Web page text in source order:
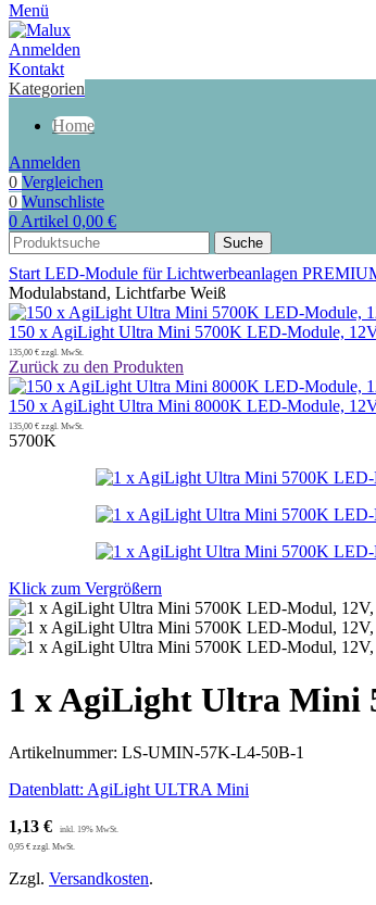
Menü
Anmelden
Kontakt
Kategorien
Home
Anmelden
0 Vergleichen
0 Wunschliste
0 Artikel 0,00 €
Suche
Start LED-Module für Lichtwerbeanlagen
Modulabstand, Lichtfarbe Weiß
150 x AgiLight Ultra Mini 5700K LED-Module,
135,00 € zzgl. MwSt.
Zurück zu den Produkten
150 x AgiLight Ultra Mini 8000K LED-Module,
135,00 € zzgl. MwSt.
5700K
Klick zum Vergrößern
1 x AgiLight Ultra Mini
Artikelnummer: LS-UMIN-57K-L4-50B-1
Datenblatt: AgiLight ULTRA Mini
1,13 €
0,95 € zzgl. MwSt.
Zzgl. Versandkosten.